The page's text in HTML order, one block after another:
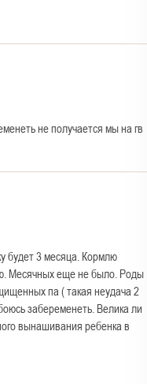
не получается мы на гв
будет 3 месяца. Кормлю
Месячных еще не было. Роды
па ( такая неудача 2
забеременеть. Велика ли
вынашивания ребенка в